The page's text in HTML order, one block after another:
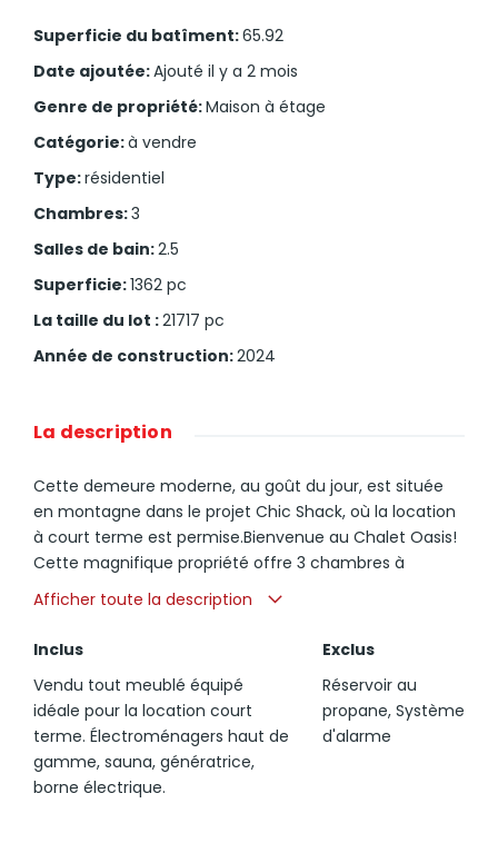
Superficie du batîment:65.92
Date ajoutée:Ajouté il y a 2 mois
Genre de propriété:Maison à étage
Catégorie:à vendre
Type:résidentiel
Chambres:3
Salles de bain:2.5
Superficie:1362 pc
La taille du lot :21717 pc
Année de construction:2024
La description
Cette demeure moderne, au goût du jour, est située
en montagne dans le projet Chic Shack, où la location
à court terme est permise.Bienvenue au Chalet Oasis!
Cette magnifique propriété offre 3 chambres à
coucher, 2 salles de bains complètes, un vestiaire pour
les skieurs, une cuisine haut de gamme et un salon
chaleureux.À l'extérieur, vous profiterez d'un
intime et d'une superbe terrasse agrémentée d'un
sauna de grande qualité, idéale pour vous détendre
dans le calme et la sérénité.Le tout est situé à
seulement 15 minutes de la prestigieuse station de ski
Mont-Tremblant et du centre ville.À voir!
Afficher toute la description
Inclus
Vendu tout meublé équipé
idéale pour la location court
terme. Électroménagers haut de
gamme, sauna, génératrice,
borne électrique.
Exclus
Réservoir au
propane, Système
d'alarme